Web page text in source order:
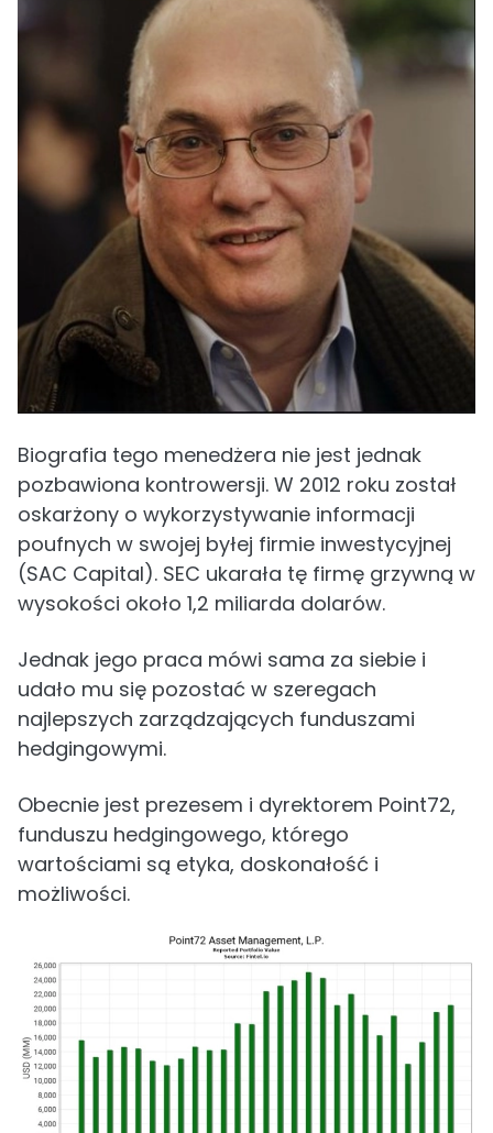
Biografia tego menedżera nie jest jednak
pozbawiona kontrowersji. W 2012 roku został
oskarżony o wykorzystywanie informacji
poufnych w swojej byłej firmie inwestycyjnej
(SAC Capital). SEC ukarała tę firmę grzywną w
wysokości około 1,2 miliarda dolarów.
Jednak jego praca mówi sama za siebie i
udało mu się pozostać w szeregach
najlepszych zarządzających funduszami
hedgingowymi.
Obecnie jest prezesem i dyrektorem Point72,
funduszu hedgingowego, którego
wartościami są etyka, doskonałość i
możliwości.